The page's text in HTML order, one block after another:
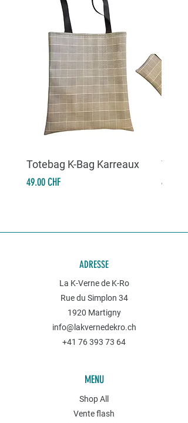
Totebag K-Bag Karreaux
Prix
49.00 CHF Prix
49.00
ADRESSE
La K-Verne de K-Ro
Rue du Simplon 34
1920 Martigny
info@lakvernedekro.ch
+41 76 393 73 64
MENU
Shop All
Vente flash